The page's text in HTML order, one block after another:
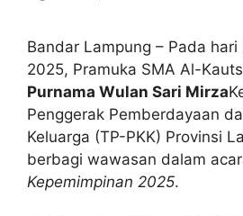
Bandar Lampung – Pada
2025, Pramuka SMA Al-
Purnama Wulan Sari Mirza
Penggerak Pemberdayaan
Keluarga (TP-PKK) Provinsi
berbagi wawasan dalam
Kepemimpinan 2025.